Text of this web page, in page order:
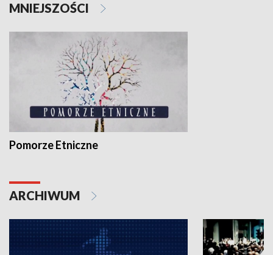
MNIEJSZOŚCI
Pomorze Etniczne
ARCHIWUM